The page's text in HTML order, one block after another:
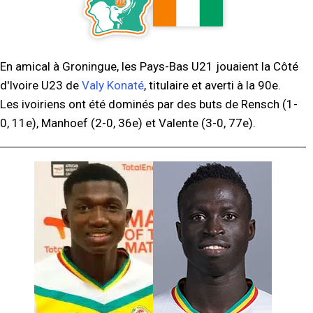
En amical à Groningue, les Pays-Bas U21 jouaient la Côté
d'Ivoire U23 de Valy Konaté, titulaire et averti à la 90e.
Les ivoiriens ont été dominés par des buts de Rensch (1-
0, 11e), Manhoef (2-0, 36e) et Valente (3-0, 77e).